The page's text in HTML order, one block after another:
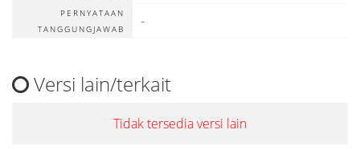
PERNYATAAN
TANGGUNGJAWAB
-
Versi lain/terkait
Tidak tersedia versi lain